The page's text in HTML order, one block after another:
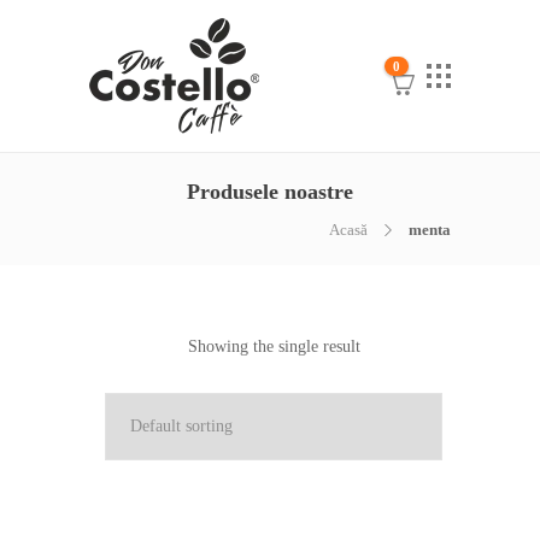
0
Produsele noastre
Acasă menta
Showing the single result